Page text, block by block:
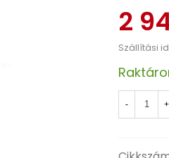
2
Szállítási
- +